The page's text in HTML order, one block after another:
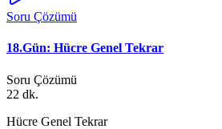
Soru Çözümü
18.Gün: Hücre Genel Tekrar
Soru Çözümü
22 dk.
Hücre Genel Tekrar